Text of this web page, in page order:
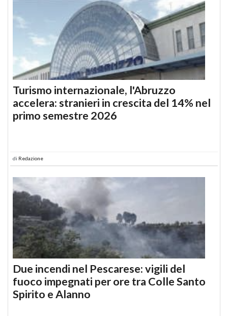
Turismo internazionale, l'Abruzzo
accelera: stranieri in crescita del 14% nel
primo semestre 2026
di Redazione
Due incendi nel Pescarese: vigili del
fuoco impegnati per ore tra Colle Santo
Spirito e Alanno